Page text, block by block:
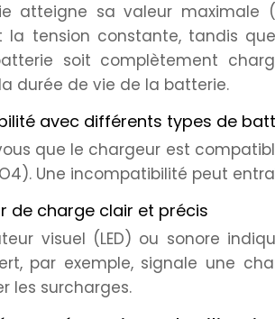
atteigne sa valeur maximale
la tension constante, tandis
soit complètement
durée de vie de la batterie.
avec différents types de
que le chargeur est
Une incompatibilité peut
de charge clair et précis
visuel (LED) ou sonore
par exemple, signale une
les surcharges.